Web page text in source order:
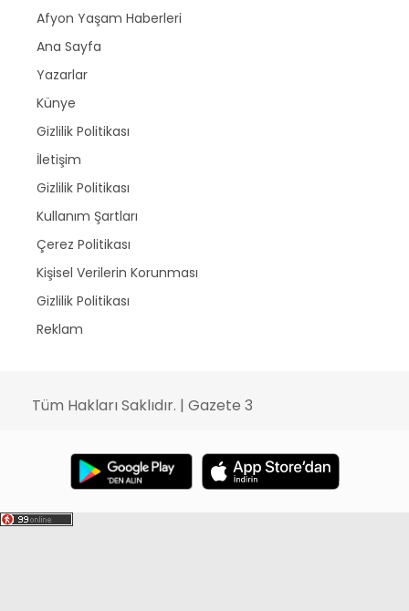
Afyon Yaşam Haberleri
Ana Sayfa
Yazarlar
Künye
Gizlilik Politikası
İletişim
Gizlilik Politikası
Kullanım Şartları
Çerez Politikası
Kişisel Verilerin Korunması
Gizlilik Politikası
Reklam
Tüm Hakları Saklıdır. | Gazete 3